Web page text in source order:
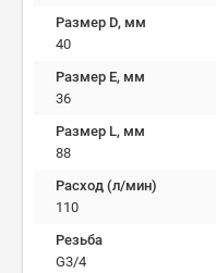
Размер D, мм
40
Размер E, мм
36
Размер L, мм
88
Расход (л/мин)
110
Резьба
G3/4